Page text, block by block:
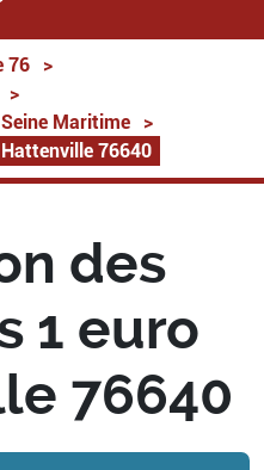
76
>
>
Maritime
>
76640
des
1 euro
76640